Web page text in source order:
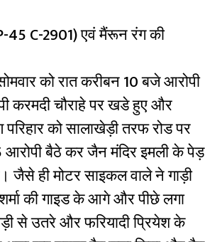
45 C-2901) एवं मैंरून रंग की
को रात करीबन 10 बजे आरोपी
करमदी चौराहे पर खडे हुए और
को सालाखेड़ी तरफ रोड पर
आरोपी बैठे कर जैन मंदिर इमली के पेड़
जैसे ही मोटर साइकल वाले ने गाड़ी
की गाइड के आगे और पीछे लगा
से उतरे और फरियादी प्रियेश के